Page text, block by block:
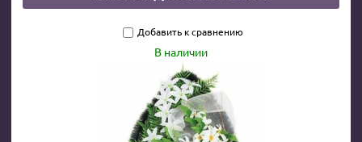
Добавить к сравнению
В наличии